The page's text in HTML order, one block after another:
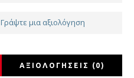
Γράψτε μια αξιολόγηση
ΑΞΙΟΛΟΓΉΣΕΙΣ (0)